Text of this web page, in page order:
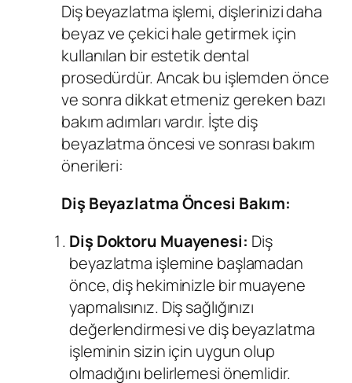
Diş beyazlatma işlemi, dişlerinizi daha
beyaz ve çekici hale getirmek için
kullanılan bir estetik dental
prosedürdür. Ancak bu işlemden önce
ve sonra dikkat etmeniz gereken bazı
bakım adımları vardır. İşte diş
beyazlatma öncesi ve sonrası bakım
önerileri:
Diş Beyazlatma Öncesi Bakım:
Diş Doktoru Muayenesi: Diş
beyazlatma işlemine başlamadan
önce, diş hekiminizle bir muayene
yapmalısınız. Diş sağlığınızı
değerlendirmesi ve diş beyazlatma
işleminin sizin için uygun olup
olmadığını belirlemesi önemlidir.